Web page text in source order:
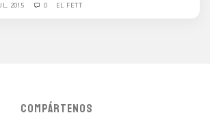
2015 0 EL FETT
COMPÁRTENOS